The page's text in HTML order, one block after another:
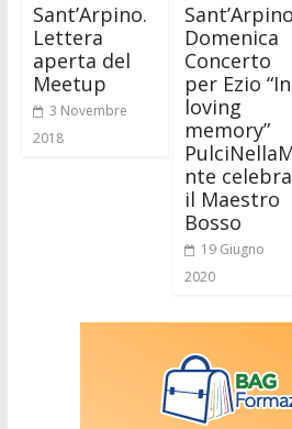
Sant’Arpino.
Lettera
aperta del
Meetup
3 Novembre
2018
Domenica
Concerto
per Ezio “In
loving
memory”
nte celebra
il Maestro
Bosso
19 Giugno
2020